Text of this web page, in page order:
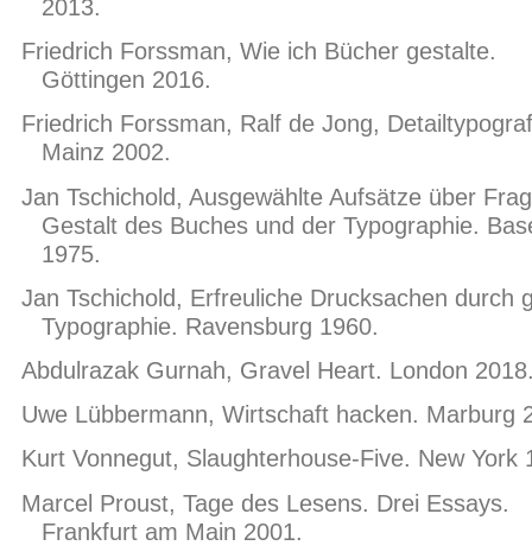
2013.
Friedrich Forssman, Wie ich Bücher gestalte.
Göttingen 2016.
Friedrich Forssman, Ralf de Jong,
Mainz 2002.
Jan Tschichold, Ausgewählte Aufsätze über
Gestalt des Buches und der Typographie.
1975.
Jan Tschichold, Erfreuliche Drucksachen durch
Typographie. Ravensburg 1960.
Abdulrazak Gurnah, Gravel Heart. London
Uwe Lübbermann, Wirtschaft hacken. Marburg
Kurt Vonnegut, Slaughterhouse-Five. New York
Marcel Proust, Tage des Lesens. Drei Essays.
Frankfurt am Main 2001.